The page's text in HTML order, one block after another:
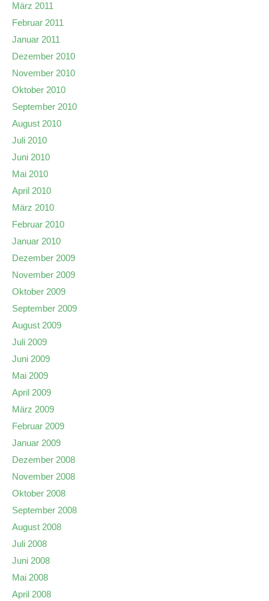
März 2011
Februar 2011
Januar 2011
Dezember 2010
November 2010
Oktober 2010
September 2010
August 2010
Juli 2010
Juni 2010
Mai 2010
April 2010
März 2010
Februar 2010
Januar 2010
Dezember 2009
November 2009
Oktober 2009
September 2009
August 2009
Juli 2009
Juni 2009
Mai 2009
April 2009
März 2009
Februar 2009
Januar 2009
Dezember 2008
November 2008
Oktober 2008
September 2008
August 2008
Juli 2008
Juni 2008
Mai 2008
April 2008